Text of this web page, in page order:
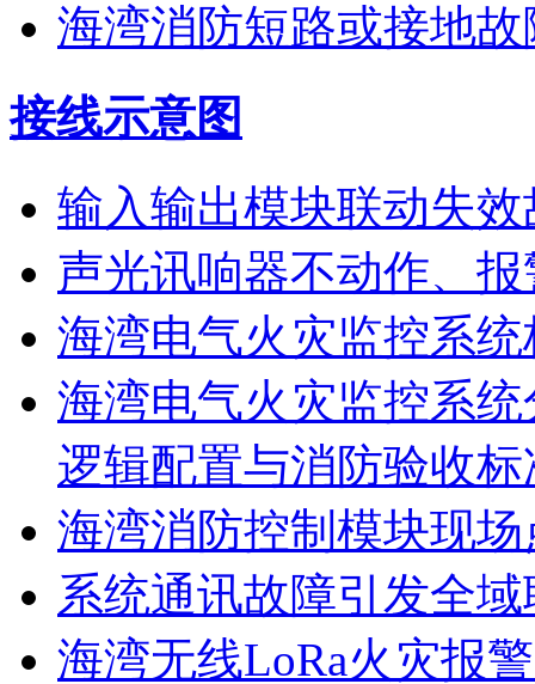
海湾消防短路或接地
接线示意图
输入输出模块联动失效
声光讯响器不动作、
海湾电气火灾监控系
海湾电气火灾监控系
逻辑配置与消防验收标
海湾消防控制模块现
系统通讯故障引发全
海湾无线LoRa火灾报